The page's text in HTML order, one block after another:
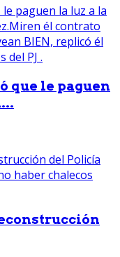
que le paguen